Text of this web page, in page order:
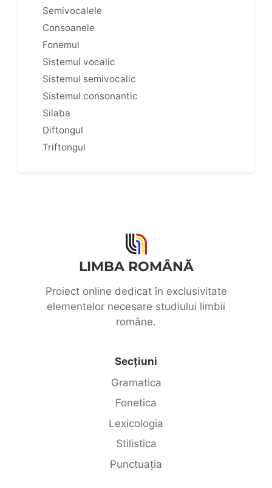
Semivocalele
Consoanele
Fonemul
Sistemul vocalic
Sistemul semivocalic
Sistemul consonantic
Silaba
Diftongul
Triftongul
LIMBA ROMÂNĂ
Proiect online dedicat în exclusivitate
elementelor necesare studiului limbii
române.
Secțiuni
Gramatica
Fonetica
Lexicologia
Stilistica
Punctuația